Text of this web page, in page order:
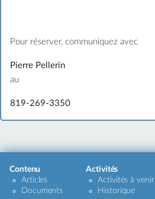
Pour réserver, communiquez avec
Pierre Pellerin
au
819-269-3350
Contenu
Articles
Documents
Activités
Activités à venir
Historique